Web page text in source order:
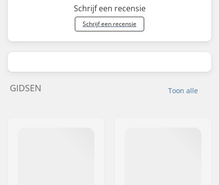
Schrijf een recensie
Schrijf een recensie
Toon alle
GIDSEN